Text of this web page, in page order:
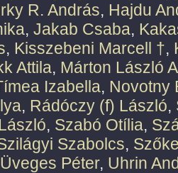
R. András, Hajdu
, Jakab Csaba,
, Kisszebeni Marcell †,
Attila, Márton László
Izabella, Novotny
, Rádóczy (f) László,
, Szabó Otília,
Szabolcs,
Üveges Péter, Uhrin